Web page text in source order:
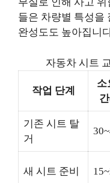
들은 차량별 특성을
완성도도 높아집니
자동차 시트
작업 단계
소
기존 시트 탈
거
새 시트 준비